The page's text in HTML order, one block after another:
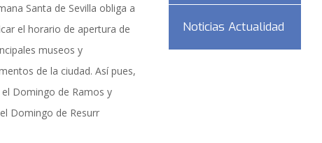
Santa de Sevilla obliga a
el horario de apertura de
museos y
de la ciudad. Así pues,
el Domingo de Ramos y
Domingo de Resurr
Noticias Actualidad